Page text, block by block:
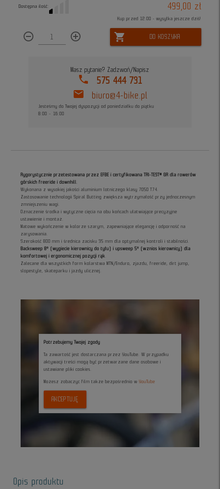
Dostępna ilość: 499,00 zł
Kup przed 12:00 - wysyłka jeszcze dziś!
remove_circle_outline add_circle_outline shopping_cart DO KOSZYKA
Masz pytanie? Zadzwoń/Napisz
phone 575 444 731
mail biuro@4-bike.pl
Jesteśmy do Twojej dyspozycji od poniedziałku do piątku
8:00 - 16:00
Rygorystycznie przetestowana przez EFBE i certyfikowana TRI-TEST® GR dla rowerów
górskich freeride i downhill.
Wykonana z wysokiej jakości aluminium lotniczego klasy 7050 T74.
Zastosowanie technologii Spiral Butting zwiększa wytrzymałość przy jednoczesnym
zmniejszeniu wagi.
Oznaczenie środka i wytyczne cięcia na obu końcach ułatwiające precyzyjne
ustawienie i montaż.
Matowe wykończenie w kolorze szarym, zapewniające elegancję i odporność na
zarysowania.
Szerokość 800 mm i średnica zacisku 35 mm dla optymalnej kontroli i stabilności.
Backsweep 8° (wygiecie kierownicy do tyłu) i upsweep 5° (wznios kierownicy) dla
komfortowej i ergonomicznej pozycji rąk.
Zalecane dla wszystkich form kolarstwa MTN/Enduro, zjazdu, freeride, dirt jump,
slopestyle, skateparku i jazdy ulicznej.
Potrzebujemy Twojej zgody
Ta zawartość jest dostarczana przez YouTube. W przypadku
aktywacji treści mogą być przetwarzane dane osobowe i
ustawiane pliki cookies.
Możesz zobaczyc film także bezpośrednio w YouTube
AKCEPTUJĘ
Opis produktu